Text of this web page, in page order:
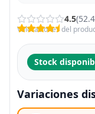
4.5
Valoraciones del
Stock
Variaciones